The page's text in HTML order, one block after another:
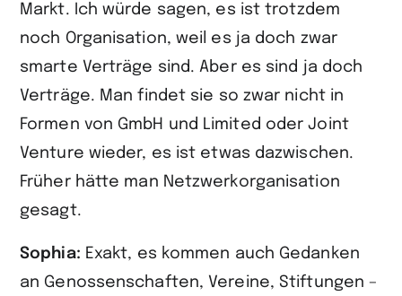
Markt. Ich würde sagen, es ist trotzdem
noch Organisation, weil es ja doch zwar
smarte Verträge sind. Aber es sind ja doch
Verträge. Man findet sie so zwar nicht in
Formen von GmbH und Limited oder Joint
Venture wieder, es ist etwas dazwischen.
Früher hätte man Netzwerkorganisation
gesagt.
Sophia: Exakt, es kommen auch Gedanken
an Genossenschaften, Vereine, Stiftungen –